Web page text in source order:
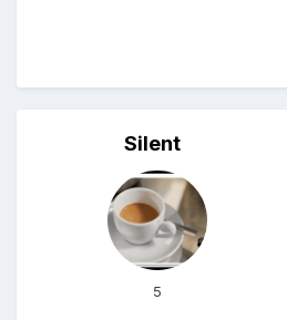
Silent
5